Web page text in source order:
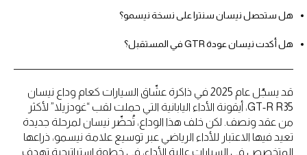
هل ستحصل نيسان سنترا على نسخة نيسمو؟
هل أكدت نيسان عودة GTR في المستقبل؟
قد يسجّل عام 2025 في ذاكرة عشّاق السيارات كعام وداع نيسان
GT-R R35، أيقونة الأداء اليابانية التي حملت لقب “غودزيلا” لأكثر
من عقد ونصف. لكن خلف هذا الوداع، تُحضّر نيسان لمرحلة جديدة
تعيد فيها الاعتبار للأداء الرياضي عبر توسيع علامة نيسمو، ذراعها
المتخصص في السيارات عالية الأداء، في خطوة استراتيجية تهدف